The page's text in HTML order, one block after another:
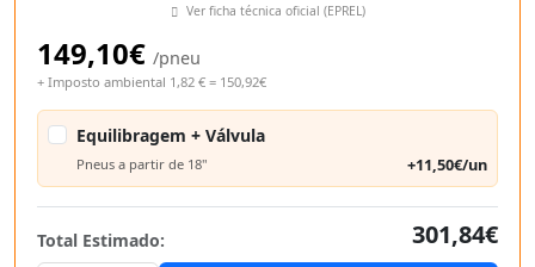
Ver ficha técnica oficial (EPREL)
149,10€ /pneu
+ Imposto ambiental 1,82 € = 150,92€
Equilibragem + Válvula
Pneus a partir de 18" +11,50€/un
Total Estimado:
301,84€